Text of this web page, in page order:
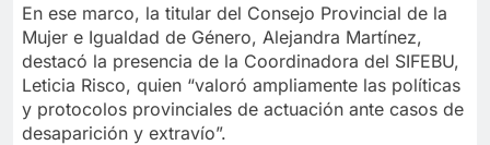
En ese marco, la titular del Consejo Provincial de la
Mujer e Igualdad de Género, Alejandra Martínez,
destacó la presencia de la Coordinadora del SIFEBU,
Leticia Risco, quien “valoró ampliamente las políticas
y protocolos provinciales de actuación ante casos de
desaparición y extravío”.